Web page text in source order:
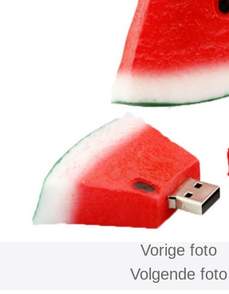
Vorige foto
Volgende foto